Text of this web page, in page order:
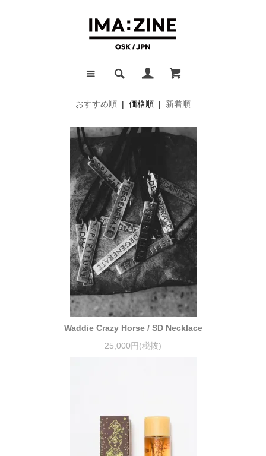
おすすめ順 | 価格順 | 新着順
Waddie Crazy Horse / SD Necklace
25,000円(税抜)